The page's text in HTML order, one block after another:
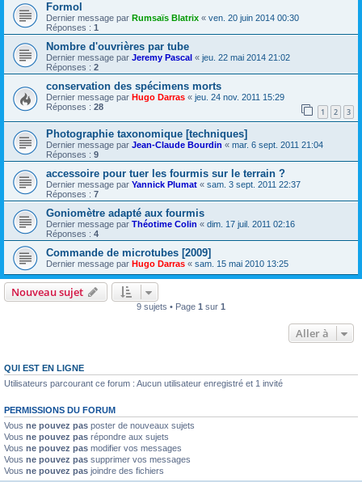
Formol
Dernier message par Rumsaïs Blatrix « ven. 20 juin 2014 00:30
Réponses : 1
Nombre d'ouvrières par tube
Dernier message par Jeremy Pascal « jeu. 22 mai 2014 21:02
Réponses : 2
conservation des spécimens morts
Dernier message par Hugo Darras « jeu. 24 nov. 2011 15:29
Réponses : 28 1 2 3
Photographie taxonomique [techniques]
Dernier message par Jean-Claude Bourdin « mar. 6 sept. 2011 21:04
Réponses : 9
accessoire pour tuer les fourmis sur le terrain ?
Dernier message par Yannick Plumat « sam. 3 sept. 2011 22:37
Réponses : 7
Goniomètre adapté aux fourmis
Dernier message par Théotime Colin « dim. 17 juil. 2011 02:16
Réponses : 4
Commande de microtubes [2009]
Dernier message par Hugo Darras « sam. 15 mai 2010 13:25
Nouveau sujet
9 sujets • Page 1 sur 1
Aller à
QUI EST EN LIGNE
Utilisateurs parcourant ce forum : Aucun utilisateur enregistré et 1 invité
PERMISSIONS DU FORUM
Vous ne pouvez pas poster de nouveaux sujets
Vous ne pouvez pas répondre aux sujets
Vous ne pouvez pas modifier vos messages
Vous ne pouvez pas supprimer vos messages
Vous ne pouvez pas joindre des fichiers